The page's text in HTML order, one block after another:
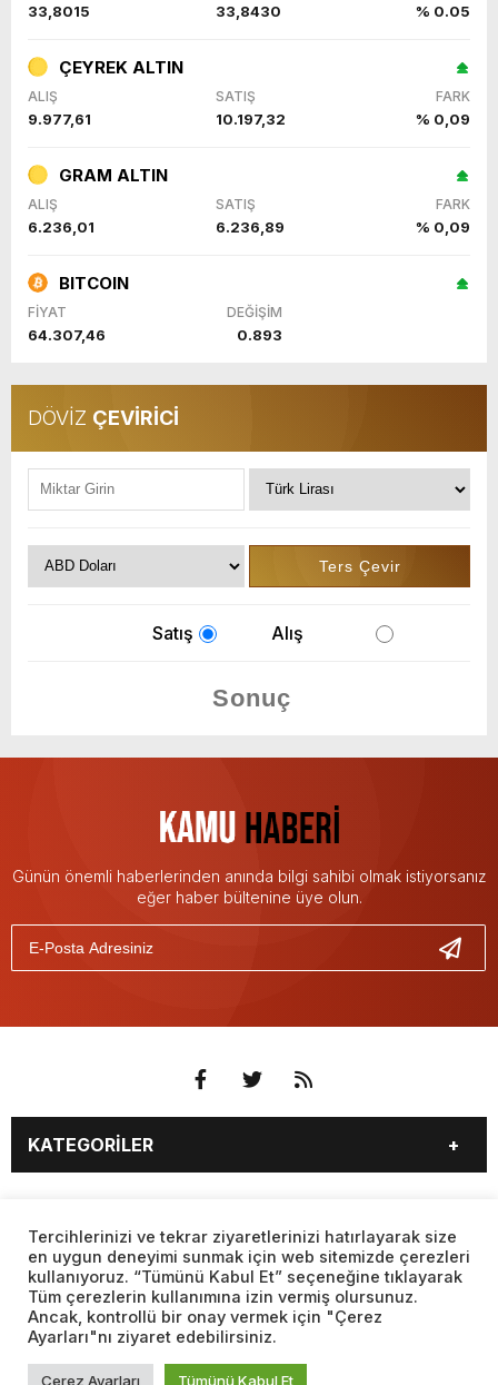
33,8015 33,8430 % 0.05
ÇEYREK ALTIN
ALIŞ SATIŞ FARK
9.977,61 10.197,32 % 0,09
GRAM ALTIN
ALIŞ SATIŞ FARK
6.236,01 6.236,89 % 0,09
BITCOIN
FİYAT DEĞİŞİM
64.307,46 0.893
DÖVİZ ÇEVİRİCİ
Satış Alış
Günün önemli haberlerinden anında bilgi sahibi olmak istiyorsanız
eğer haber bültenine üye olun.
KATEGORİLER
EĞİTİM
SAĞLIK
YAŞAM
SPOR
MAGAZİN
KÜLTÜR SANAT
TEKNOLOJİ
DÜNYA
SAYFALAR
BURÇLAR
CANLI BORSA
CANLI SONUÇLAR
CANLI TV
FİKSTÜR
FİRMA EKLE
FİRMA REHBERİ
GAZETE OKU
Web sitemizde yer alan haber içerikleri izin alınmadan,
kaynak gösterilerek dahi iktibas edilemez. Kanuna aykırı ve
izinsiz olarak kopyalanamaz, başka yerde yayınlanamaz.
Tercihlerinizi ve tekrar ziyaretlerinizi hatırlayarak size
en uygun deneyimi sunmak için web sitemizde çerezleri
kullanıyoruz. “Tümünü Kabul Et” seçeneğine tıklayarak
Tüm çerezlerin kullanımına izin vermiş olursunuz.
Ancak, kontrollü bir onay vermek için "Çerez
Ayarları"nı ziyaret edebilirsiniz.
Çerez Ayarları Tümünü Kabul Et